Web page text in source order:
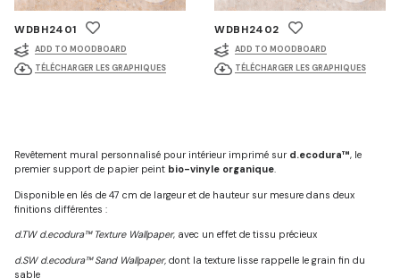
WDBH2401
ADD TO MOODBOARD
TÉLÉCHARGER LES GRAPHIQUES
WDBH2402
ADD TO MOODBOARD
TÉLÉCHARGER LES GRAPHIQUES
Revêtement mural personnalisé pour intérieur imprimé sur d.ecodura™, le
premier support de papier peint bio-vinyle organique.
Disponible en lés de 47 cm de largeur et de hauteur sur mesure dans deux
finitions différentes :
d.TW d.ecodura™ Texture Wallpaper, avec un effet de tissu précieux
d.SW d.ecodura™ Sand Wallpaper, dont la texture lisse rappelle le grain fin du
sable